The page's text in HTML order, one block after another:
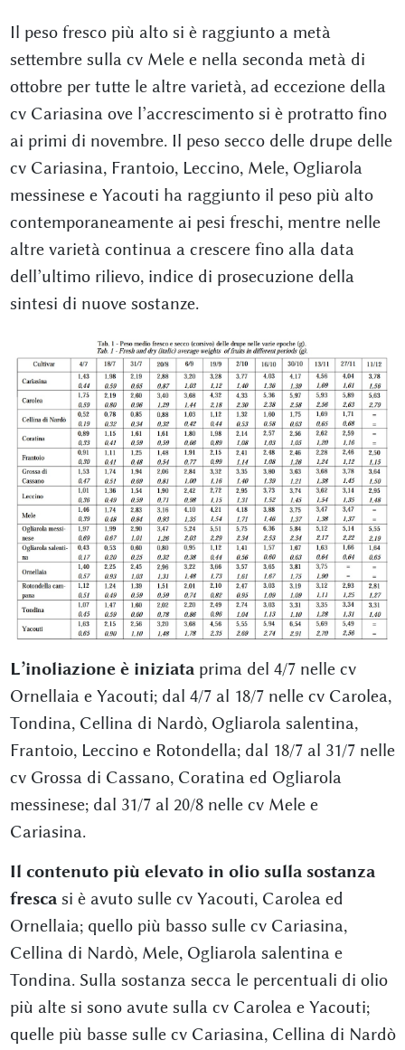
Il peso fresco più alto si è raggiunto a metà
settembre sulla cv Mele e nella seconda metà di
ottobre per tutte le altre varietà, ad eccezione della
cv Cariasina ove l’accrescimento si è protratto fino
ai primi di novembre. Il peso secco delle drupe delle
cv Cariasina, Frantoio, Leccino, Mele, Ogliarola
messinese e Yacouti ha raggiunto il peso più alto
contemporaneamente ai pesi freschi, mentre nelle
altre varietà continua a crescere fino alla data
dell’ultimo rilievo, indice di prosecuzione della
sintesi di nuove sostanze.
L’inoliazione è iniziataprima del 4/7 nelle cv
Ornellaia e Yacouti; dal 4/7 al 18/7 nelle cv Carolea,
Tondina, Cellina di Nardò, Ogliarola salentina,
Frantoio, Leccino e Rotondella; dal 18/7 al 31/7 nelle
cv Grossa di Cassano, Coratina ed Ogliarola
messinese; dal 31/7 al 20/8 nelle cv Mele e
Cariasina.
Il contenuto più elevato in olio sulla sostanza
frescasi è avuto sulle cv Yacouti, Carolea ed
Ornellaia; quello più basso sulle cv Cariasina,
Cellina di Nardò, Mele, Ogliarola salentina e
Tondina. Sulla sostanza secca le percentuali di olio
più alte si sono avute sulla cv Carolea e Yacouti;
quelle più basse sulle cv Cariasina, Cellina di Nardò